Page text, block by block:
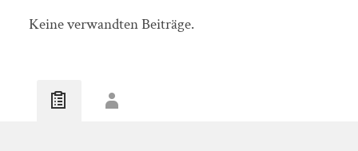
Keine verwandten Beiträge.